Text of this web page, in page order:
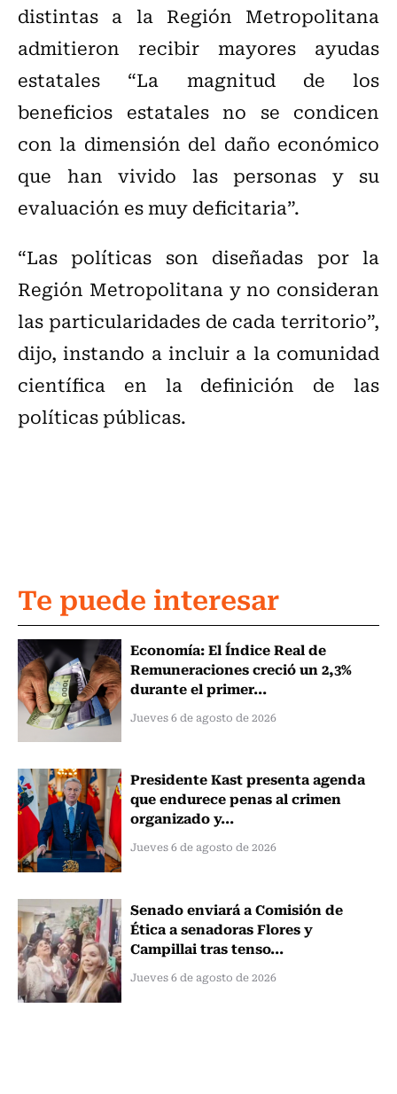
distintas a la Región Metropolitana
admitieron recibir mayores ayudas
estatales “La magnitud de los
beneficios estatales no se condicen
con la dimensión del daño económico
que han vivido las personas y su
evaluación es muy deficitaria”.
“Las políticas son diseñadas por la
Región Metropolitana y no consideran
las particularidades de cada territorio”,
dijo, instando a incluir a la comunidad
científica en la definición de las
políticas públicas.
Te puede interesar
Economía: El Índice Real de
Remuneraciones creció un 2,3%
durante el primer...
Jueves 6 de agosto de 2026
Presidente Kast presenta agenda
que endurece penas al crimen
organizado y...
Jueves 6 de agosto de 2026
Senado enviará a Comisión de
Ética a senadoras Flores y
Campillai tras tenso...
Jueves 6 de agosto de 2026